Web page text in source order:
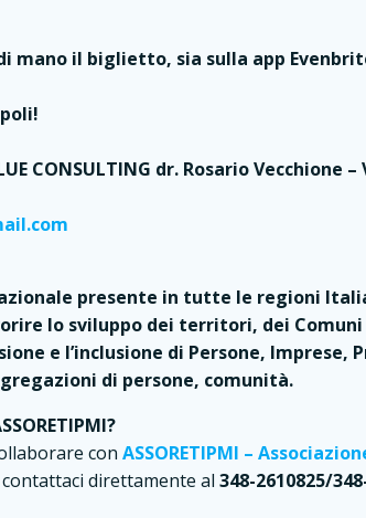
il biglietto, sia sulla app
CONSULTING dr. Rosario Vecchione –
presente in tutte le regioni
lo sviluppo dei territori, dei
e l’inclusione di Persone, Imprese,
di persone, comunità.
conASSORETIPMI –
direttamente al348-2610825/